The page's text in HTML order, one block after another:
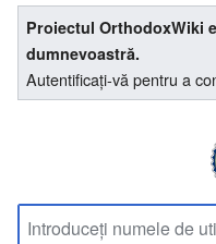
Proiectul OrthodoxWiki
dumnevoastră.
Autentificați-vă pentru a